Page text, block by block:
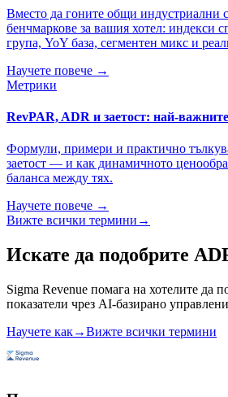
Вместо да гоните общи индустриални
бенчмаркове за вашия хотел: индекси
група, YoY база, сегментен микс и
Научете повече →
Метрики
RevPAR, ADR и заетост: най-
Формули, примери и практично
заетост — и как динамичното
баланса между тях.
Научете повече →
Вижте всички термини →
Искате да подобрите
Sigma Revenue помага на хотелите да
показатели чрез AI-базирано
Научете как→Вижте всички термини